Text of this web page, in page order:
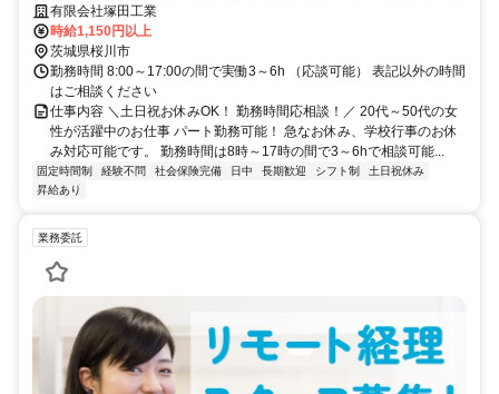
座り作業/土日祝休み
有限会社塚田工業
時給1,150円以上
茨城県桜川市
勤務時間 8:00～17:00の間で実働3～6h （応談可能） 表記以外の時間
はご相談ください
仕事内容 ＼土日祝お休みOK！ 勤務時間応相談！／ 20代～50代の女
性が活躍中のお仕事 パート勤務可能！ 急なお休み、学校行事のお休
み対応可能です。 勤務時間は8時～17時の間で3～6hで相談可能...
固定時間制 経験不問 社会保険完備 日中 長期歓迎 シフト制
土日祝休み
昇給あり
業務委託